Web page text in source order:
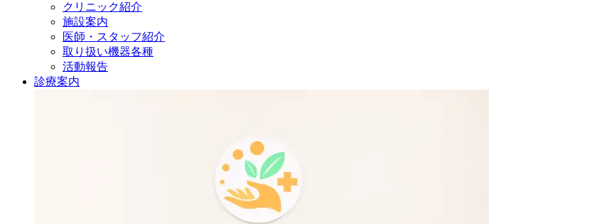
クリニック紹介
施設案内
医師・ スタッフ紹介
取り扱い機器各種
活動報告
診療案内